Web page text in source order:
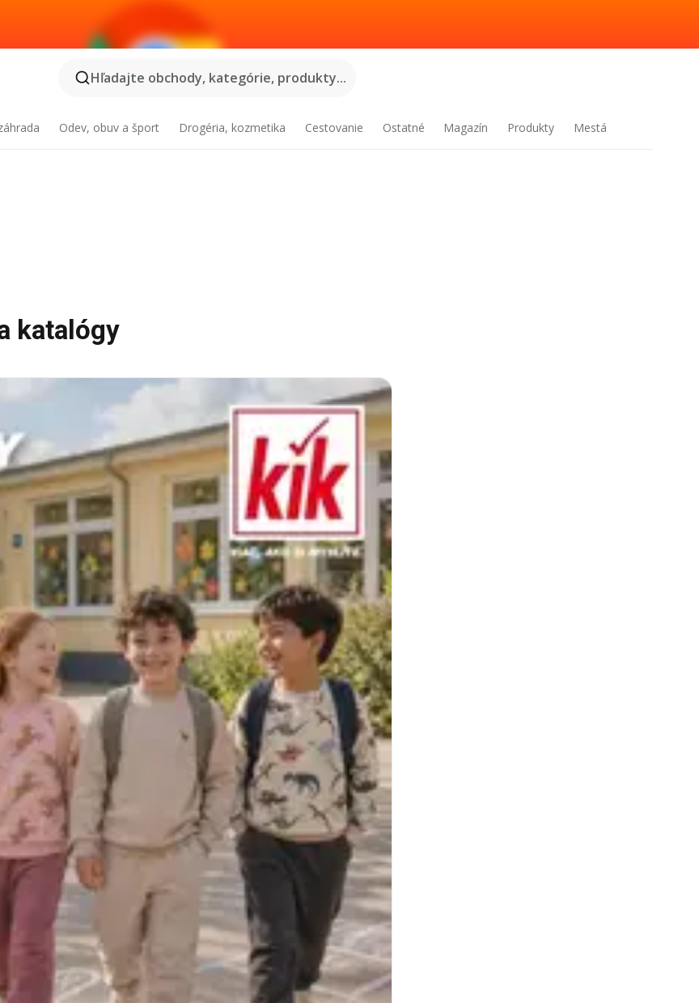
Hľadajte obchody, kategórie, produkty...
Odev, obuv a šport Drogéria, kozmetika Cestovanie Ostatné Magazín Produkty Mestá
katalógy